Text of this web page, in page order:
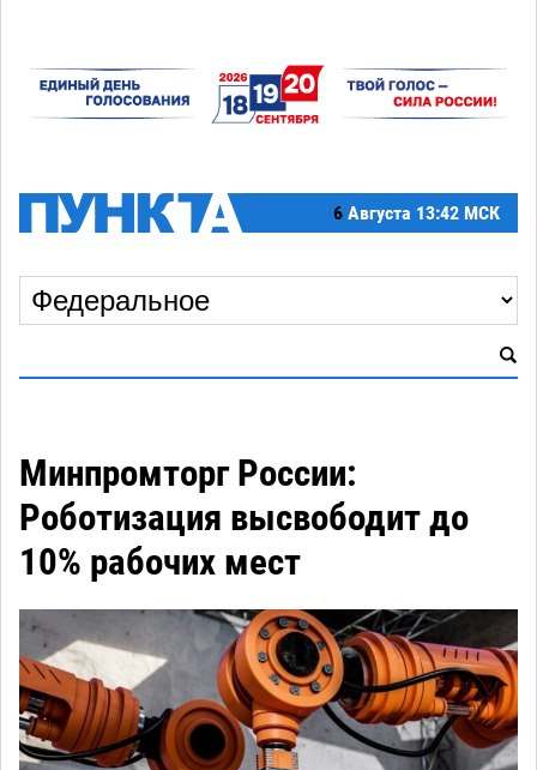
6 Августа 13:42 МСК
Минпромторг России:
Роботизация высвободит до
10% рабочих мест